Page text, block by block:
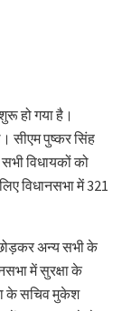
हो गया है।
सीएम पुष्कर सिंह
विधायकों को
विधानसभा में 321
अन्य सभी के
में सुरक्षा के
के सचिव मुकेश